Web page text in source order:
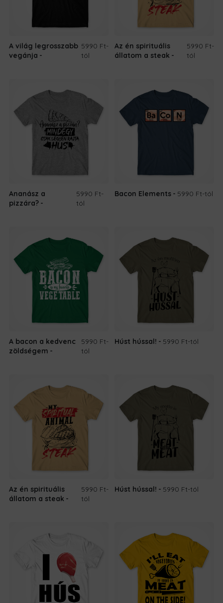
A világ legrosszabb
vegánja
5990 Ft-
tól
Az én spirituális
állatom a steak
5990 Ft-
tól
Ananász a
pizzára?
5990 Ft-
tól
Bacon Elements 5990 Ft-tól
A bacon a kedvenc
zöldségem
5990 Ft-
tól
Húst hússal! 5990 Ft-tól
Az én spirituális
állatom a steak
5990 Ft-
tól
Húst hússal! 5990 Ft-tól